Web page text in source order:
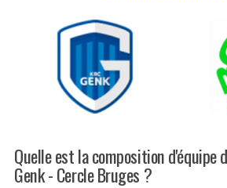
Quelle est la composition d'équipe
Genk - Cercle Bruges ?